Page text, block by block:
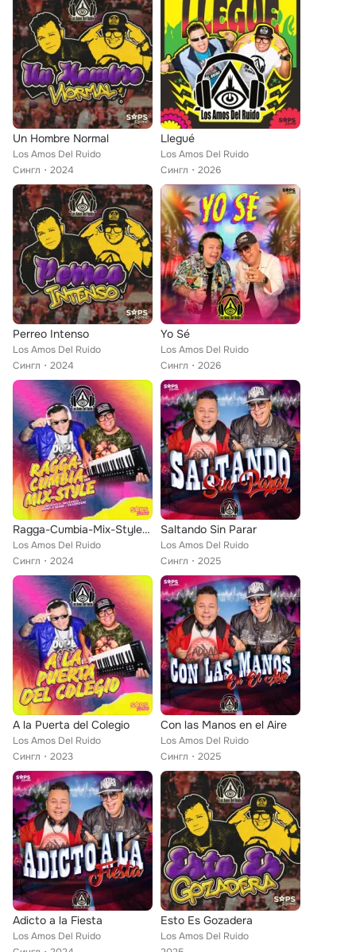
Un Hombre Normal
Los Amos Del Ruido
Сингл
2024
Llegué
Los Amos Del Ruido
Сингл
2026
Perreo Intenso
Los Amos Del Ruido
Сингл
2024
Yo Sé
Los Amos Del Ruido
Сингл
2026
Ragga-Cumbia-Mix-Style: (Muévelo,Muévelo/Dámelo Mami/Desorden)
Los Amos Del Ruido
Сингл
2024
Saltando Sin Parar
Los Amos Del Ruido
Сингл
2025
A la Puerta del Colegio
Los Amos Del Ruido
Сингл
2023
Con las Manos en el Aire
Los Amos Del Ruido
Сингл
2025
Adicto a la Fiesta
Los Amos Del Ruido
Esto Es Gozadera
Los Amos Del Ruido